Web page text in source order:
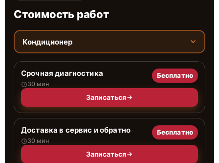
Стоимость работ
Кондиционер
Срочная диагностика
30 мин
Бесплатно
Записаться
Доставка в сервис и обратно
30 мин
Бесплатно
Записаться